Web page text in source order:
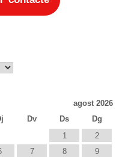
agost 2026
Dv Ds
Dg
1
2
7 8
9